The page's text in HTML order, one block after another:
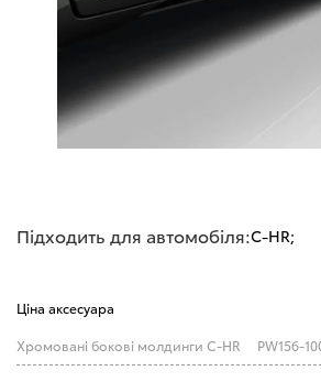
Підходить для автомобіля:C-HR;
Ціна аксесуара
Хромовані бокові молдинги C-HR PW156-